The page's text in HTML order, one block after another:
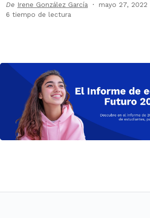
De Irene González García
mayo 27, 2022
6 tiempo de lectura